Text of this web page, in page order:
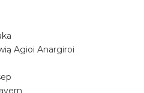
Agioi Anargiroi